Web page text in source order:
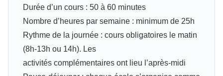
Durée d’un cours : 50 à 60 minutes
Nombre d’heures par semaine : minimum de 25h
Rythme de la journée : cours obligatoires le matin
(8h‐13h ou 14h). Les
activités complémentaires ont lieu l’après‐midi